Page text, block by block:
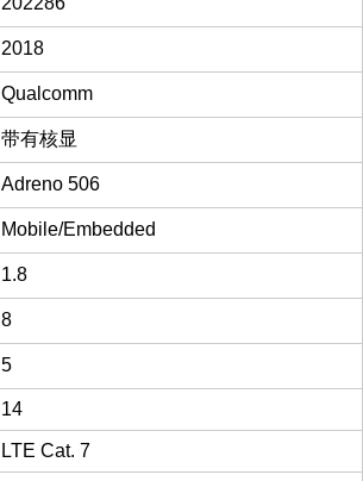
2018
Qualcomm
带有核显
Adreno 506
Mobile/Embedded
1.8
8
5
14
LTE Cat. 7